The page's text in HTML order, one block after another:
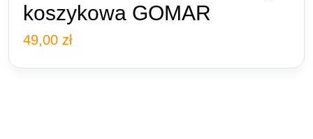
koszykowa GOMAR
49,00 zł